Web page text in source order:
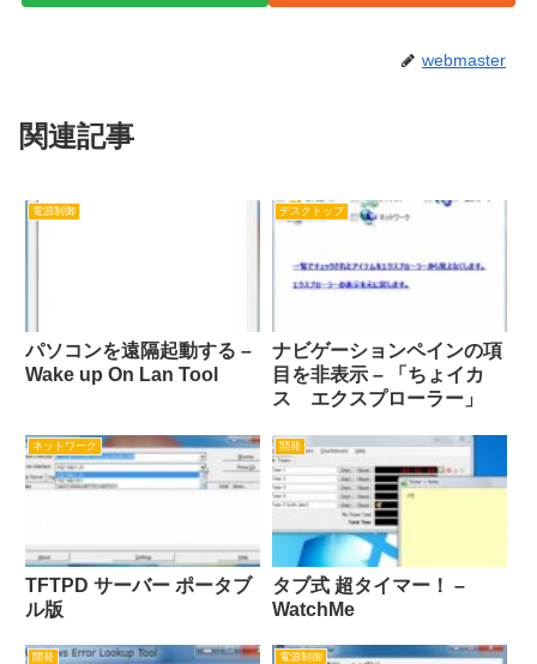
webmaster
関連記事
電源制御
パソコンを遠隔起動する –
Wake up On Lan Tool
デスクトップ
ナビゲーションペインの項
目を非表示 – 「ちょイカ
ス エクスプローラー」
ネットワーク
TFTPD サーバー ポータブ
ル版
開発
タブ式 超タイマー！ –
WatchMe
開発 電源制御